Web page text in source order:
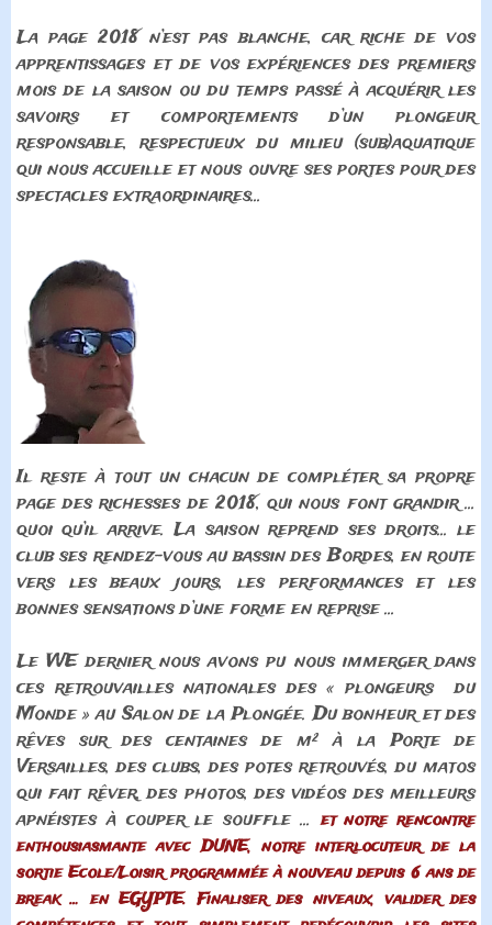
La page 2018 n’est pas blanche, car riche de vos
apprentissages et de vos expériences des premiers
mois de la saison ou du temps passé à acquérir les
savoirs et comportements d’un plongeur
responsable, respectueux du milieu (sub)aquatique
qui nous accueille et nous ouvre ses portes pour des
spectacles extraordinaires…
Il reste à tout un chacun de compléter sa propre
page des richesses de 2018, qui nous font grandir …
quoi qu’il arrive. La saison reprend ses droits... le
club ses rendez-vous au bassin des Bordes, en route
vers les beaux jours, les performances et les
bonnes sensations d’une forme en reprise …
Le WE dernier nous avons pu nous immerger dans
ces retrouvailles nationales des « plongeurs du
Monde » au Salon de la Plongée. Du bonheur et des
rêves sur des centaines de m² à la Porte de
Versailles, des clubs, des potes retrouvés, du matos
qui fait rêver, des photos, des vidéos des meilleurs
apnéistes à couper le souffle …et notre rencontre
enthousiasmante avec DUNE, notre interlocuteur de la
sortie Ecole/Loisir programmée à nouveau depuis 6 ans de
break … en EGYPTE. Finaliser des niveaux, valider des